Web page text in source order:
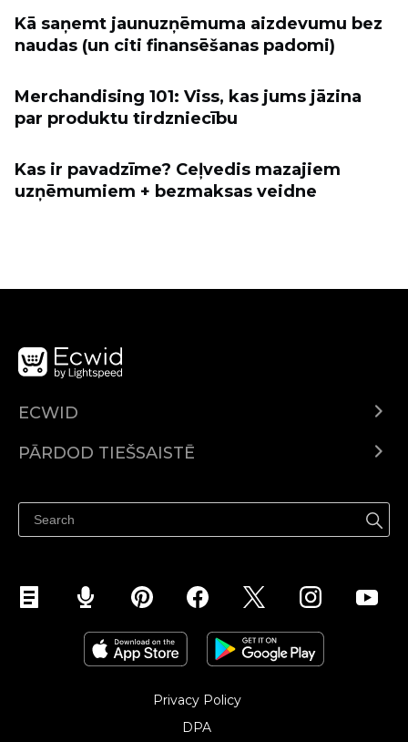
Kā saņemt jaunuzņēmuma aizdevumu bez
naudas (un citi finansēšanas padomi)
Merchandising 101: Viss, kas jums jāzina
par produktu tirdzniecību
Kas ir pavadzīme? Ceļvedis mazajiem
uzņēmumiem + bezmaksas veidne
ECWID
Izcenojumi
PĀRDOD TIEŠSAISTĒ
Pārdod Facebook
Pārdod Instagram
Privacy Policy
DPA